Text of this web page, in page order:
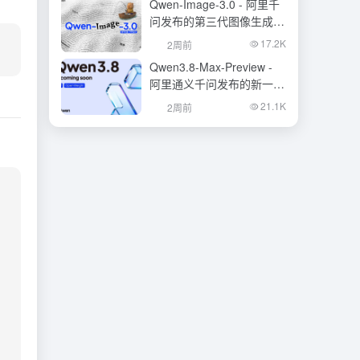
Qwen-Image-3.0 - 阿里千
问发布的第三代图像生成基
础模型
2周前 17.2K
Qwen3.8-Max-Preview -
阿里通义千问发布的新一代
旗舰大模型
2周前 21.1K